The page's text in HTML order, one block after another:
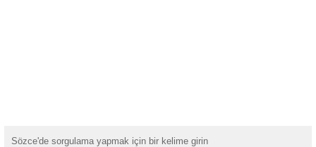
Sözce'de sorgulama yapmak için bir kelime girin